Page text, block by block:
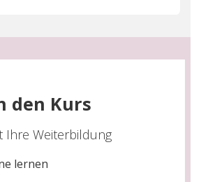
den Kurs
Ihre Weiterbildung
lernen